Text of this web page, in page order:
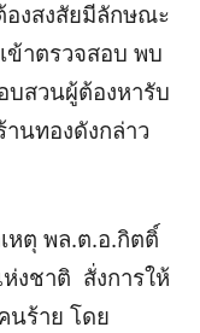
งสงสัยมีลักษณะ
ข้าตรวจสอบ พบ
บสวนผู้ต้องหารับ
นทองดังกล่าว
หตุ พล.ต.อ.กิตติ์
งชาติ สั่งการให้
นร้าย โดย